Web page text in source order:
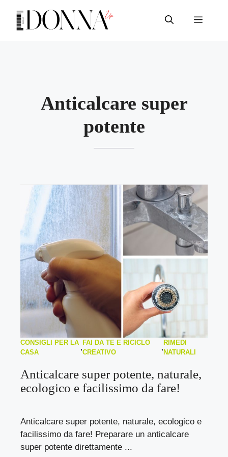
contenuto
Menu
Anticalcare super
potente
CONSIGLI PER LA
CASA
,
FAI DA TE E RICICLO
CREATIVO
,
RIMEDI
NATURALI
Anticalcare super potente, naturale,
ecologico e facilissimo da fare!
Anticalcare super potente, naturale, ecologico e
facilissimo da fare! Preparare un anticalcare
super potente direttamente ...